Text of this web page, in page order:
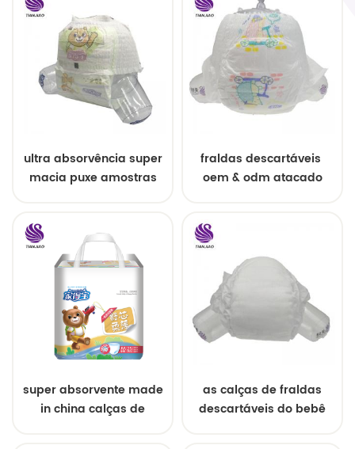
ultra absorvência super
macia puxe amostras
fraldas descartáveis ​​
oem & odm atacado
super absorvente made
in china calças de
as calças de fraldas
descartáveis ​​do bebê